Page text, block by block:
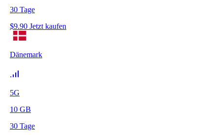
30 Tage
$9.90 Jetzt kaufen
Dänemark
5G
10 GB
30 Tage